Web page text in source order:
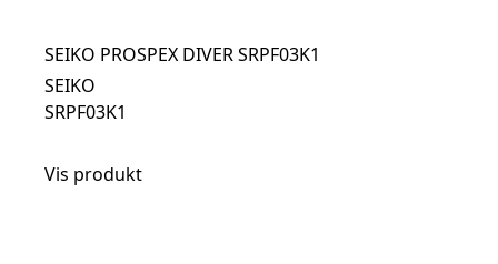
SEIKO PROSPEX DIVER SRPF03K1
SEIKO
SRPF03K1
Vis produkt